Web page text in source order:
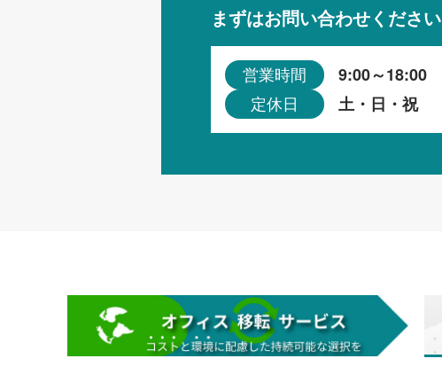
まずはお問い合わせください
営業時間 9:00～18:00
定休日 土・日・祝